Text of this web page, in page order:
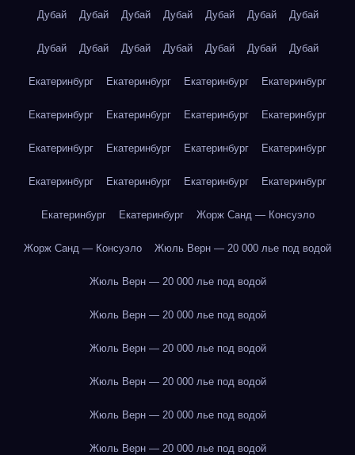
Дубай Дубай Дубай Дубай Дубай Дубай Дубай
Дубай Дубай Дубай Дубай Дубай Дубай Дубай
Екатеринбург Екатеринбург Екатеринбург Екатеринбург
Екатеринбург Екатеринбург Екатеринбург Екатеринбург
Екатеринбург Екатеринбург Екатеринбург Екатеринбург
Екатеринбург Екатеринбург Екатеринбург Екатеринбург
Екатеринбург Екатеринбург Жорж Санд — Консуэло
Жорж Санд — Консуэло Жюль Верн — 20 000 лье под водой
Жюль Верн — 20 000 лье под водой
Жюль Верн — 20 000 лье под водой
Жюль Верн — 20 000 лье под водой
Жюль Верн — 20 000 лье под водой
Жюль Верн — 20 000 лье под водой
Жюль Верн — 20 000 лье под водой